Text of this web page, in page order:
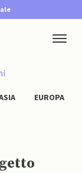
EUROPA